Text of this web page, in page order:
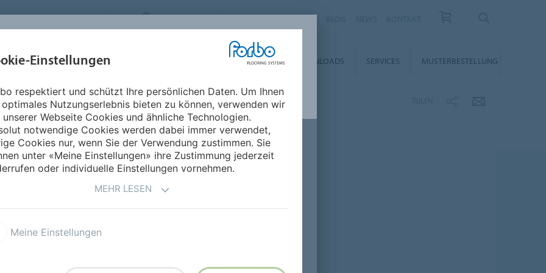
FLOORING SYSTEMS AUSTRIA
EINSATZBEREICHE NACHHALTIGKEIT DOWNLOADS SERVICES MUSTERBESTELLUNG
Einstellungen
respektiert und schützt Ihre persönlichen Daten. Um Ihnen
Nutzungserlebnis bieten zu können, verwenden wir
unserer Webseite Cookies und ähnliche Technologien.
notwendige Cookies werden dabei immer verwendet,
Cookies nur, wenn Sie der Verwendung zustimmen. Sie
unter «Meine Einstellungen» ihre Zustimmung jederzeit
oder individuelle Einstellungen vornehmen.
MEHR LESEN
Meine Einstellungen